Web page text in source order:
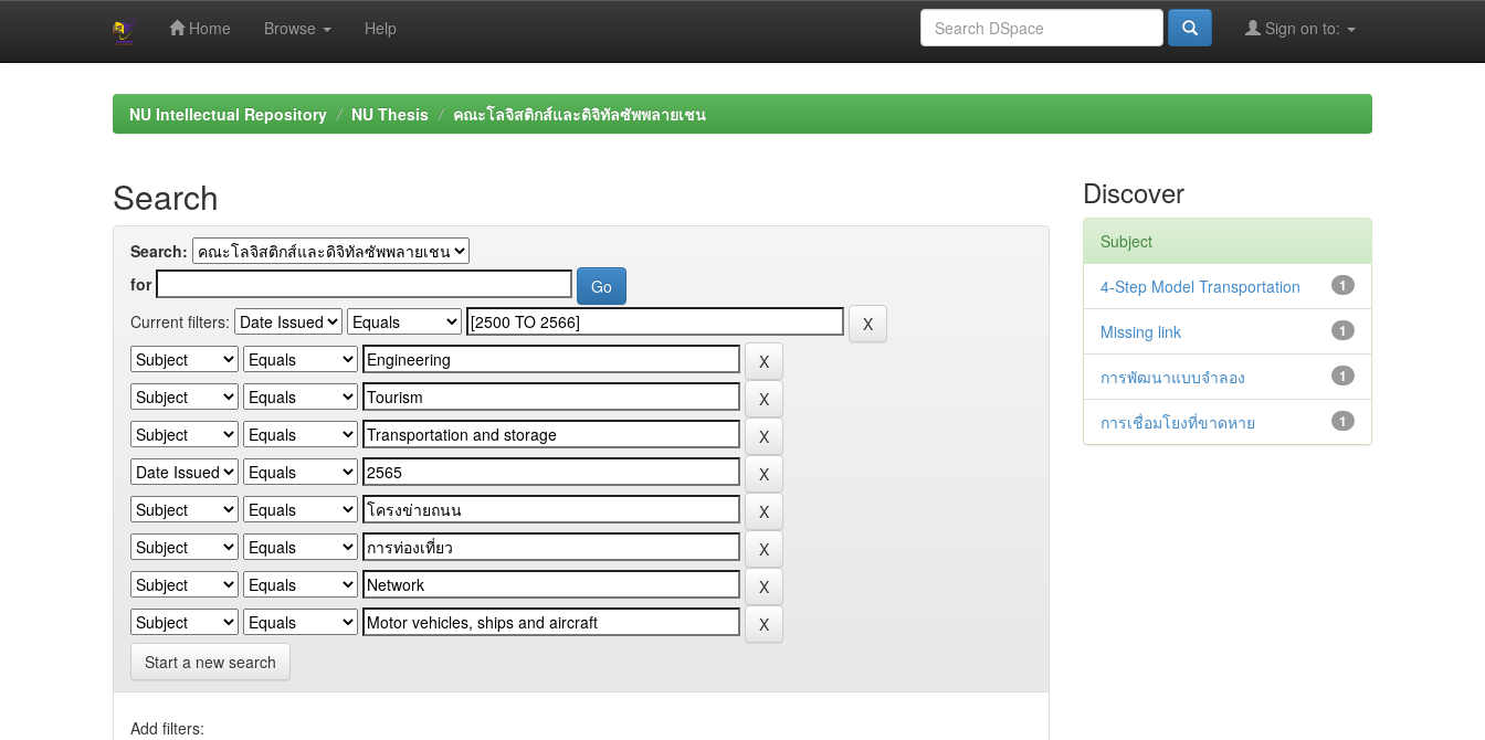
Home Browse Help Sign on to:
NU Intellectual Repository NU Thesis คณะโลจิสติกส์และดิจิทัลซัพพลายเชน
Search
Search:
for
Current filters:
Start a new search
Add filters:
Discover
Subject
1
4-Step Model Transportation
1
Missing link
1
การพัฒนาแบบจำลอง
1
การเชื่อมโยงที่ขาดหาย